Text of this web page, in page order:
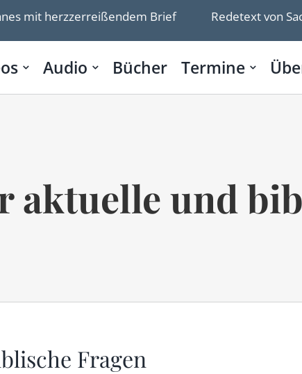
herzzerreißendem Brief Redetext von Sacha
Audio Bücher Termine
aktuelle und
Fragen